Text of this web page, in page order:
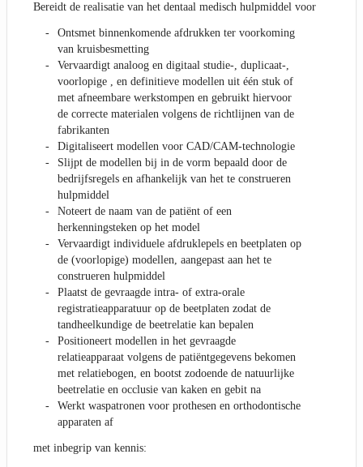
Bereidt de realisatie van het dentaal medisch hulpmiddel voor
Ontsmet binnenkomende afdrukken ter voorkoming
van kruisbesmetting
Vervaardigt analoog en digitaal studie-, duplicaat-,
voorlopige , en definitieve modellen uit één stuk of
met afneembare werkstompen en gebruikt hiervoor
de correcte materialen volgens de richtlijnen van de
fabrikanten
Digitaliseert modellen voor CAD/CAM-technologie
Slijpt de modellen bij in de vorm bepaald door de
bedrijfsregels en afhankelijk van het te construeren
hulpmiddel
Noteert de naam van de patiënt of een
herkenningsteken op het model
Vervaardigt individuele afdruklepels en beetplaten op
de (voorlopige) modellen, aangepast aan het te
construeren hulpmiddel
Plaatst de gevraagde intra- of extra-orale
registratieapparatuur op de beetplaten zodat de
tandheelkundige de beetrelatie kan bepalen
Positioneert modellen in het gevraagde
relatieapparaat volgens de patiëntgegevens bekomen
met relatiebogen, en bootst zodoende de natuurlijke
beetrelatie en occlusie van kaken en gebit na
Werkt waspatronen voor prothesen en orthodontische
apparaten af
met inbegrip van kennis: